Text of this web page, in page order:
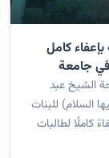
كامل
في جامعة
الشيخ عبد
السلام) للبنات
كاملًا لطالبات
جميع...